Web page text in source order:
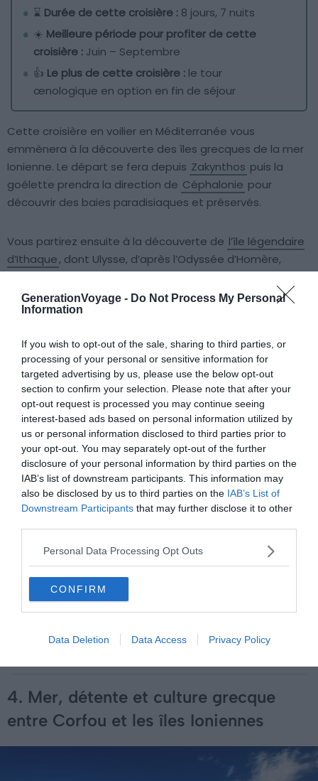
GenerationVoyage - Do Not Process My Personal
Information
If you wish to opt-out of the sale, sharing to third parties, or
processing of your personal or sensitive information for
targeted advertising by us, please use the below opt-out
section to confirm your selection. Please note that after your
opt-out request is processed you may continue seeing
interest-based ads based on personal information utilized by
us or personal information disclosed to third parties prior to
your opt-out. You may separately opt-out of the further
disclosure of your personal information by third parties on the
IAB’s list of downstream participants. This information may
also be disclosed by us to third parties on the IAB’s List of
Downstream Participants that may further disclose it to other
Personal Data Processing Opt Outs
CONFIRM
Data Deletion Data Access Privacy Policy
⌛ Durée de cette croisière : 8 jours, 7 nuits
☀️ Meilleure période pour profiter de cette
croisière : Juin – Septembre
👍 Le plus de cette croisière : le tour
œnologique en option en fin de séjour
Cette croisière en voilier en Méditerranée vous
emmènera à la découverte des îles grecques de la mer
Ionienne. Le départ se fera depuis Zakynthos puis la
goélette prendra la direction de Céphalonie pour
découvrir des baies paradisiaques et préservés.
Vous partirez ensuite à la découverte de l’île légendaire
d’Ithaque, dont Ulysse, d’après l’Odyssée d’Homère,
Meganissi, une île caractérisée par des criques
profondes et des eaux émeraude. Vous pourrez
explorer certains des plus beaux coins de la
Méditerranée comme Poros. De retour sur Zakynthos,
vous aurez aussi l’occasion d’effectuer un tour
œnologique dans l’arrière-pays grec (en supplément), à
la découverte de ses vins et de ses magnifiques
paysages éloignés des sentiers battus.
À lire aussi sur le guide :
vos vacances ?
Les 100 plus beaux endroits à visiter en Europe
4 croisières pour observer les aurores boréales en
Les 15 plus belles villes d'Europe à visiter
4. Mer, détente et culture grecque
entre Corfou et les îles Ioniennes